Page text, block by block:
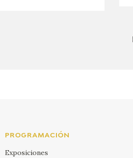
PROGRAMACIÓN
Exposiciones